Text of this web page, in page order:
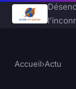
Accueil›Actu